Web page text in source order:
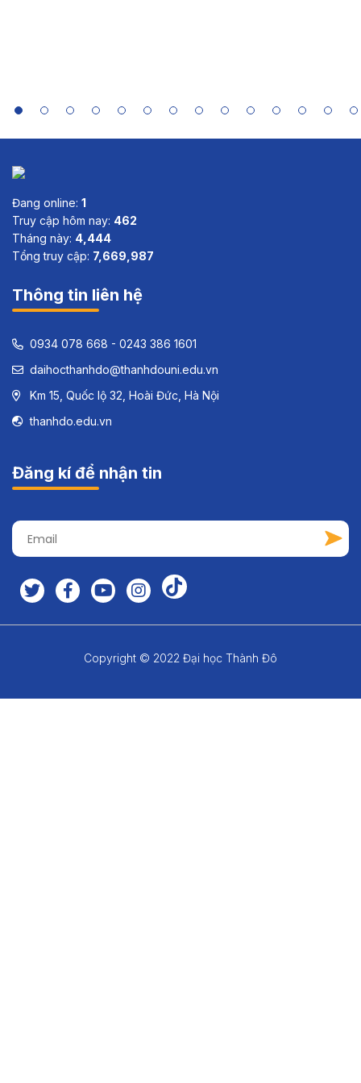
Nam
Đang online: 1
Truy cập hôm nay: 462
Tháng này: 4,444
Tổng truy cập: 7,669,987
Thông tin liên hệ
0934 078 668 - 0243 386 1601
daihocthanhdo@thanhdouni.edu.vn
Km 15, Quốc lộ 32, Hoài Đức, Hà Nội
thanhdo.edu.vn
Đăng kí để nhận tin
Copyright © 2022 Đại học Thành Đô